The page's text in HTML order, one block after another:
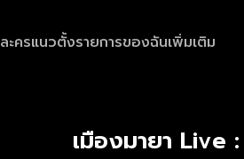
ละครแนวตั้งรายการของฉันเพิ่มเติม
เมืองมายา Live